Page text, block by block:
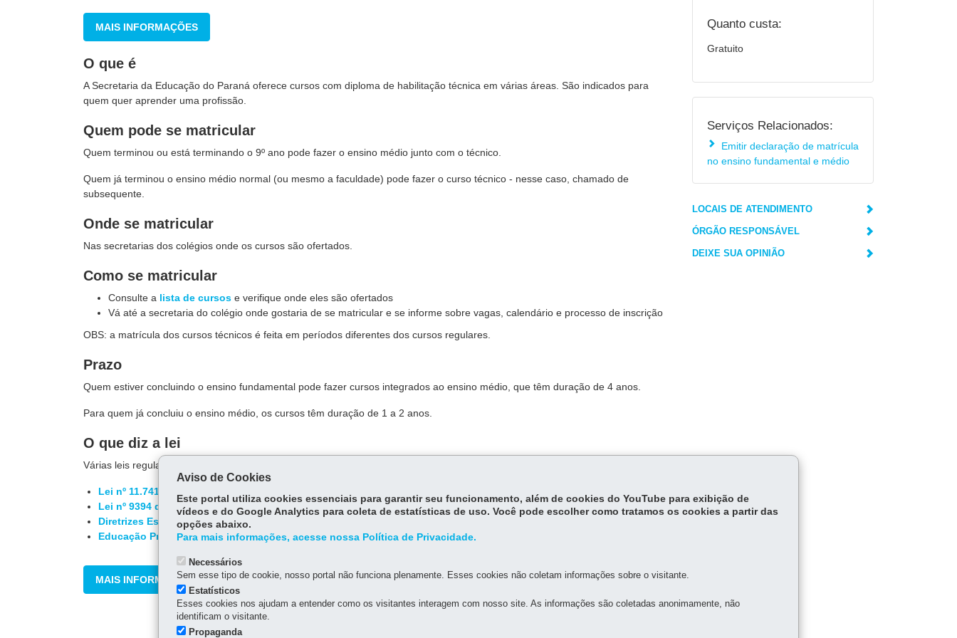
MAIS INFORMAÇÕES
O que é
A Secretaria da Educação do Paraná oferece cursos com diploma de habilitação técnica em várias áreas. São indicados para
quem quer aprender uma profissão.
Quem pode se matricular
Quem terminou ou está terminando o 9º ano pode fazer o ensino médio junto com o técnico.
Quem já terminou o ensino médio normal (ou mesmo a faculdade) pode fazer o curso técnico - nesse caso, chamado de
subsequente.
Onde se matricular
Nas secretarias dos colégios onde os cursos são ofertados.
Como se matricular
Consulte a lista de cursos e verifique onde eles são ofertados
Vá até a secretaria do colégio onde gostaria de se matricular e se informe sobre vagas, calendário e processo de inscrição
OBS: a matrícula dos cursos técnicos é feita em períodos diferentes dos cursos regulares.
Prazo
Quem estiver concluindo o ensino fundamental pode fazer cursos integrados ao ensino médio, que têm duração de 4 anos.
Para quem já concluiu o ensino médio, os cursos têm duração de 1 a 2 anos.
O que diz a lei
Várias leis regulamentam o ensino técnico, entre elas:
Lei nº 11.741 de 2008
Lei nº 9394 de 1996
Diretrizes Estaduais da Educação Profissional
Educação Profissional - Editais
MAIS INFORMAÇÕES
Quanto custa:
Gratuito
Serviços Relacionados:
Emitir declaração de matrícula
no ensino fundamental e médio
LOCAIS DE ATENDIMENTO
ÓRGÃO RESPONSÁVEL
DEIXE SUA OPINIÃO
Aviso de Cookies
Este portal utiliza cookies essenciais para garantir seu funcionamento, além de cookies do YouTube para exibição de
vídeos e do Google Analytics para coleta de estatísticas de uso. Você pode escolher como tratamos os cookies a partir das
opções abaixo.
Para mais informações, acesse nossa Política de Privacidade.
Necessários
Sem esse tipo de cookie, nosso portal não funciona plenamente. Esses cookies não coletam informações sobre o visitante.
Estatísticos
Esses cookies nos ajudam a entender como os visitantes interagem com nosso site. As informações são coletadas anonimamente, não
identificam o visitante.
Propaganda